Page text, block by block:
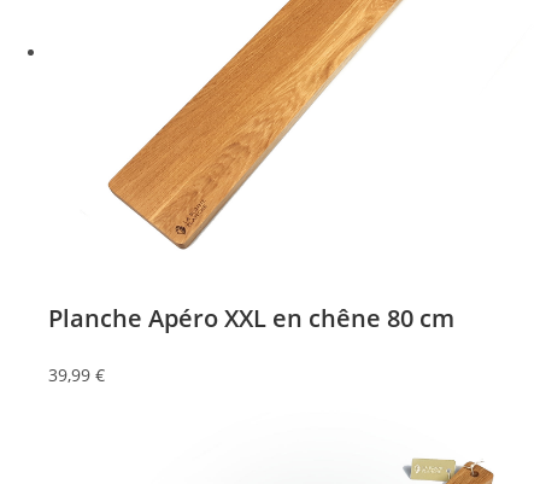
Planche Apéro XXL en chêne 80 cm
39,99 €